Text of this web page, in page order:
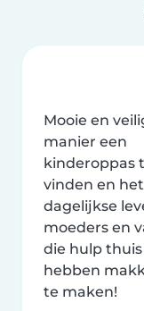
Mooie en
manier een
kinderoppas
vinden en het
dagelijkse
moeders en
die hulp
hebben
te maken!